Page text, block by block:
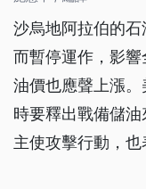
沙烏地阿拉伯的
而暫停運作，影
油價也應聲上漲
時要釋出戰備儲
主使攻擊行動，也